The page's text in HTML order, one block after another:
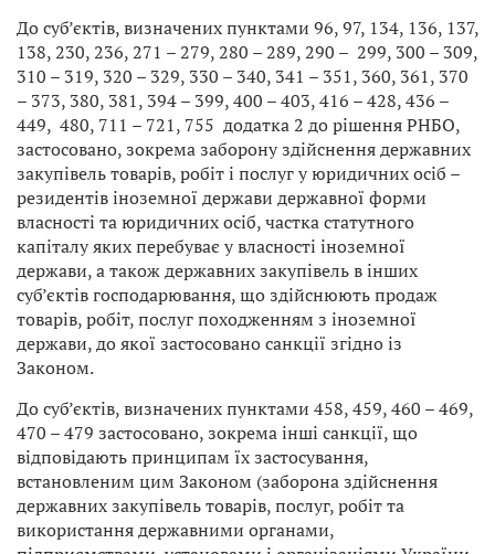
До суб’єктів, визначених пунктами 96, 97, 134, 136, 137,
138, 230, 236, 271 – 279, 280 – 289, 290 – 299, 300 – 309,
310 – 319, 320 – 329, 330 – 340, 341 – 351, 360, 361, 370
– 373, 380, 381, 394 – 399, 400 – 403, 416 – 428, 436 –
449, 480, 711 – 721, 755 додатка 2 до рішення РНБО,
застосовано, зокрема заборону здійснення державних
закупівель товарів, робіт і послуг у юридичних осіб –
резидентів іноземної держави державної форми
власності та юридичних осіб, частка статутного
капіталу яких перебуває у власності іноземної
держави, а також державних закупівель в інших
суб’єктів господарювання, що здійснюють продаж
товарів, робіт, послуг походженням з іноземної
держави, до якої застосовано санкції згідно із
Законом.
До суб’єктів, визначених пунктами 458, 459, 460 – 469,
470 – 479 застосовано, зокрема інші санкції, що
відповідають принципам їх застосування,
встановленим цим Законом (заборона здійснення
державних закупівель товарів, послуг, робіт та
використання державними органами,